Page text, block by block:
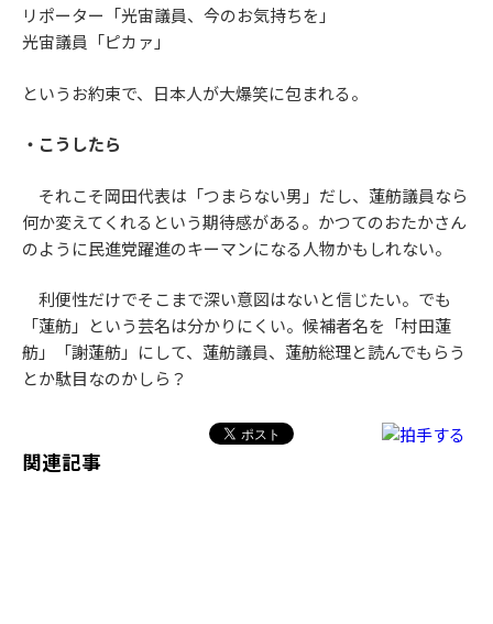
リポーター「光宙議員、今のお気持ちを」
光宙議員「ピカァ」
というお約束で、日本人が大爆笑に包まれる。
・こうしたら
それこそ岡田代表は「つまらない男」だし、蓮舫議員なら
何か変えてくれるという期待感がある。かつてのおたかさん
のように民進党躍進のキーマンになる人物かもしれない。
利便性だけでそこまで深い意図はないと信じたい。でも
「蓮舫」という芸名は分かりにくい。候補者名を「村田蓮
舫」「謝蓮舫」にして、蓮舫議員、蓮舫総理と読んでもらう
とか駄目なのかしら？
関連記事